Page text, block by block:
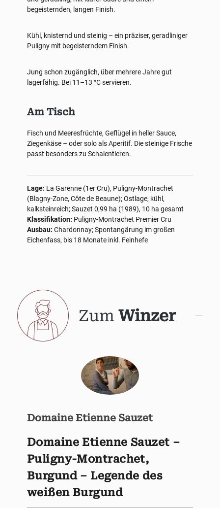
begeisternden, langen Finish.
Kühl, knisternd und steinig – ein präziser, geradliniger
Puligny mit begeisterndem Finish.
Jung schon zugänglich, über mehrere Jahre gut
lagerfähig. Bei 11–13 °C servieren.
Am Tisch
Fisch und Meeresfrüchte, Geflügel in heller Sauce,
Ziegenkäse – oder solo als Aperitif. Die steinige Frische
passt besonders zu Schalentieren.
Lage: La Garenne (1er Cru), Puligny-Montrachet
(Blagny-Zone, Côte de Beaune); Ostlage, kühl,
kalksteinreich; Sauzet 0,99 ha (1989), 10 ha gesamt
Klassifikation: Puligny-Montrachet Premier Cru
Ausbau: Chardonnay; Spontangärung im großen
Eichenfass, bis 18 Monate inkl. Feinhefe
Zum Winzer
Domaine Etienne Sauzet
Domaine Etienne Sauzet –
Puligny-Montrachet,
Burgund – Legende des
weißen Burgund